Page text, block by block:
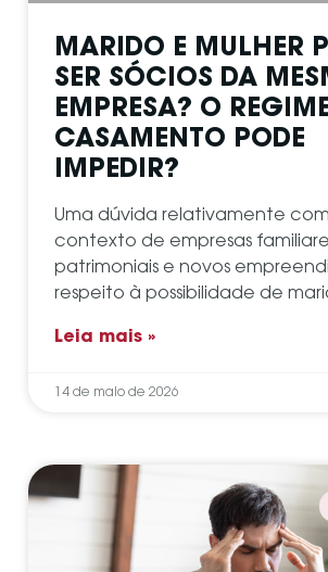
MARIDO E MULHER
SER SÓCIOS DA
EMPRESA? O
CASAMENTO PODE
IMPEDIR?
Uma dúvida relativamente
contexto de empresas
patrimoniais e novos
respeito à possibilidade de
Leia mais »
14 de maio de 2026